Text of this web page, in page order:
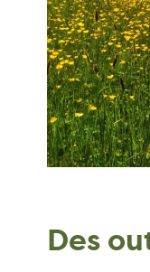
Des